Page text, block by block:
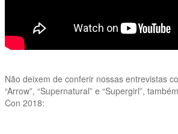
Não deixem de conferir nossas entrevistas
“Arrow”, “Supernatural” e “Supergirl”,
Con 2018: